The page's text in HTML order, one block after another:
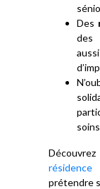
Des
des
résidence
prétendre